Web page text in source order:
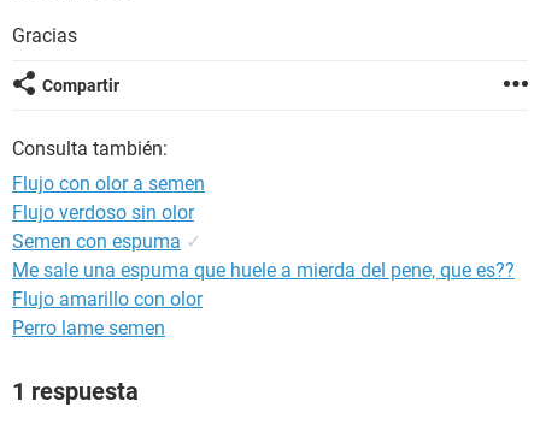
GLOSARIO
Gracias
Compartir
Consulta también:
Flujo con olor a semen
Flujo verdoso sin olor
Semen con espuma ✓
Me sale una espuma que huele a mierda del pene, que es??
Flujo amarillo con olor
Perro lame semen
1 respuesta